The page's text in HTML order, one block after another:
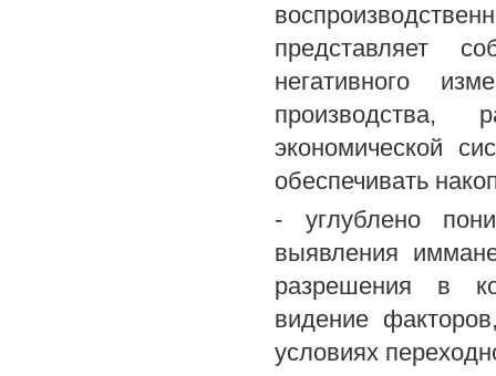
представляет
негативного
производства,
экономической
обеспечивать
- углублено
выявления
разрешения в
видение
условиях